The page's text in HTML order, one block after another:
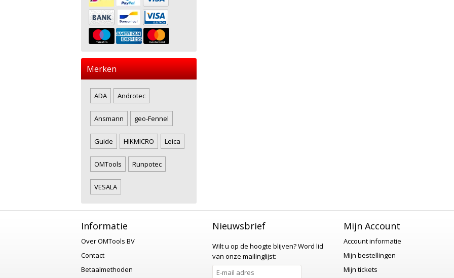
Merken
ADA Androtec
Ansmann geo-Fennel
Guide HIKMICRO Leica
OMTools Runpotec
VESALA
Informatie
Over OMTools BV
Contact
Betaalmethoden
Nieuwsbrief
Wilt u op de hoogte blijven?Word lid
van onze mailinglijst:
Mijn Account
Account informatie
Mijn bestellingen
Mijn tickets